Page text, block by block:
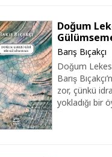
Doğum
Barış Bıçakçı
Doğum
Barış
zor, çünkü
yokladığı bir